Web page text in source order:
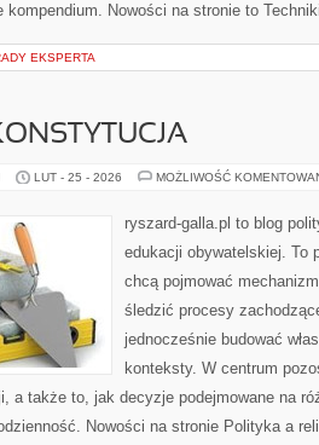
kompendium. Nowości na stronie to
EKSPERTA
LUT - 25 - 2026 MOŻLIWOŚĆ
ryszard-galla.pl to blog
edukacji obywatelskiej. To
chcą pojmować
śledzić procesy
jednocześnie budować
konteksty. W centrum
a także to, jak decyzje podejmowane na
Nowości na stronie Polityka a